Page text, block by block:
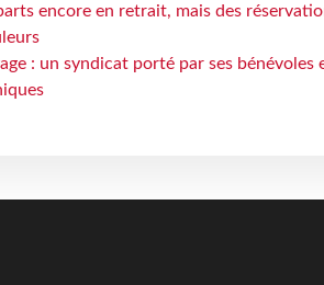
encore en retrait, mais des
: un syndicat porté par ses bénévoles